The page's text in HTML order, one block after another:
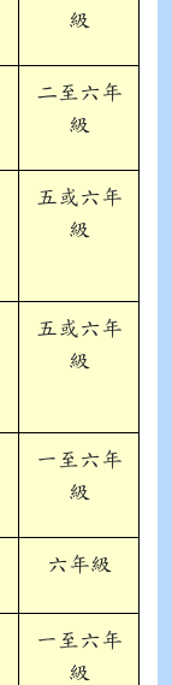
級
二至六年
級
五或六年
級
五或六年
級
一至六年
級
六年級
一至六年
級